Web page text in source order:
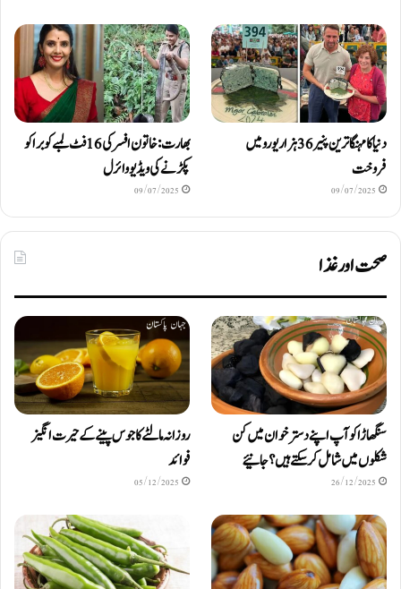
دنیا کا مہنگا ترین پنیر 36 ہزار یورو میں
فروخت
09/07/2025
بھارت: خاتون افسر کی 16 فٹ لمبے کوبرا کو
پکڑنے کی ویڈیو وائرل
09/07/2025
صحت اور غذا
سنگھاڑا کو آپ اپنے دستر خوان میں کن
شکلوں میں شامل کرسکتے ہیں ؟ جانیئے
26/12/2025
روزانہ مالٹے کا جوس پینے کے حیرت انگیز
فوائد
05/12/2025